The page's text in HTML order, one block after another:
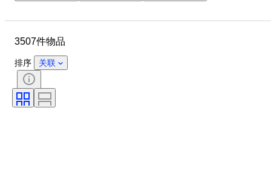
时期
表带材质
3507件物品
排序 关联